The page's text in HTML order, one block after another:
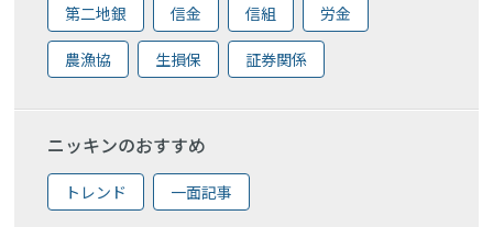
第二地銀 信金 信組 労金
農漁協 生損保 証券関係
ニッキンのおすすめ
トレンド 一面記事